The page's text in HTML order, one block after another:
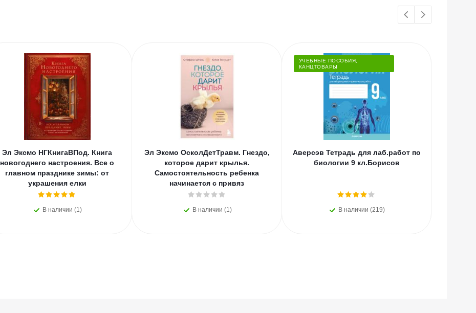
Эл Эксмо НГКнигаВПод. Книга
новогоднего настроения. Все о
главном празднике зимы: от
украшения елки
В наличии (1)
Эл Эксмо ОсколДетТравм. Гнездо,
которое дарит крылья.
Самостоятельность ребенка
начинается с привяз
В наличии (1)
УЧЕБНЫЕ ПОСОБИЯ,
КАНЦТОВАРЫ
Аверсэв Тетрадь для лаб.работ по
биологии 9 кл.Борисов
В наличии (219)